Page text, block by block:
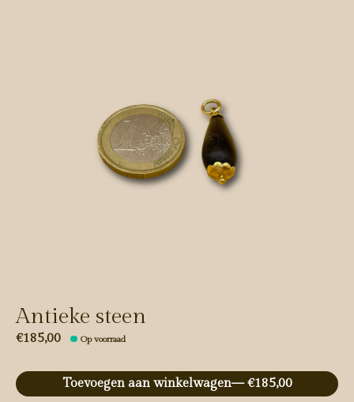
Antieke steen
€185,00 Op voorraad
Toevoegen aan winkelwagen
— €185,00